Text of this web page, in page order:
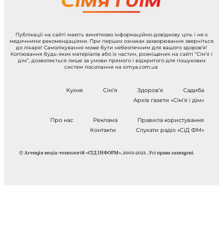
Публікації на сайті мають винятково інформаційно-довідкову ціль і не є
медичними рекомендаціями. При перших ознаках захворювання зверніться
до лікаря! Самолікування може бути небезпечним для вашого здоров’я!
Копіювання будь-яких матеріалів або їх частин, розміщених на сайті “Сім’я і
дім”, дозволяється лише за умови прямого і відкритого для пошукових
систем посилання на simya.com.ua
Кухня Сім’я Здоров’я
Садиба
Архів газети «Сім’я і дім»
Про нас Реклама
Правила користування
Контакти
Слухати радіо «СіД ФМ»
© Агенція медіа-технологій «СІД ІНФОРМ», 2003-2023 . Усі права захищені.